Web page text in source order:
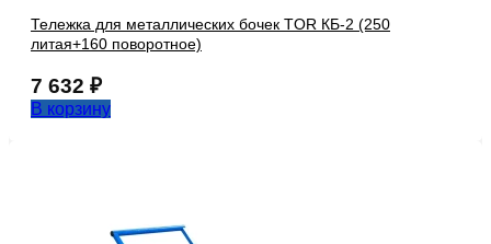
Тележка для металлических бочек TOR КБ-2 (250
литая+160 поворотное)
7 632 ₽
В корзину